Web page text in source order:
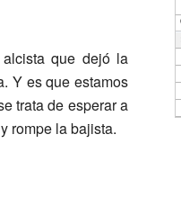
que dejó la
Y es que estamos
trata de esperar a
rompe la bajista.